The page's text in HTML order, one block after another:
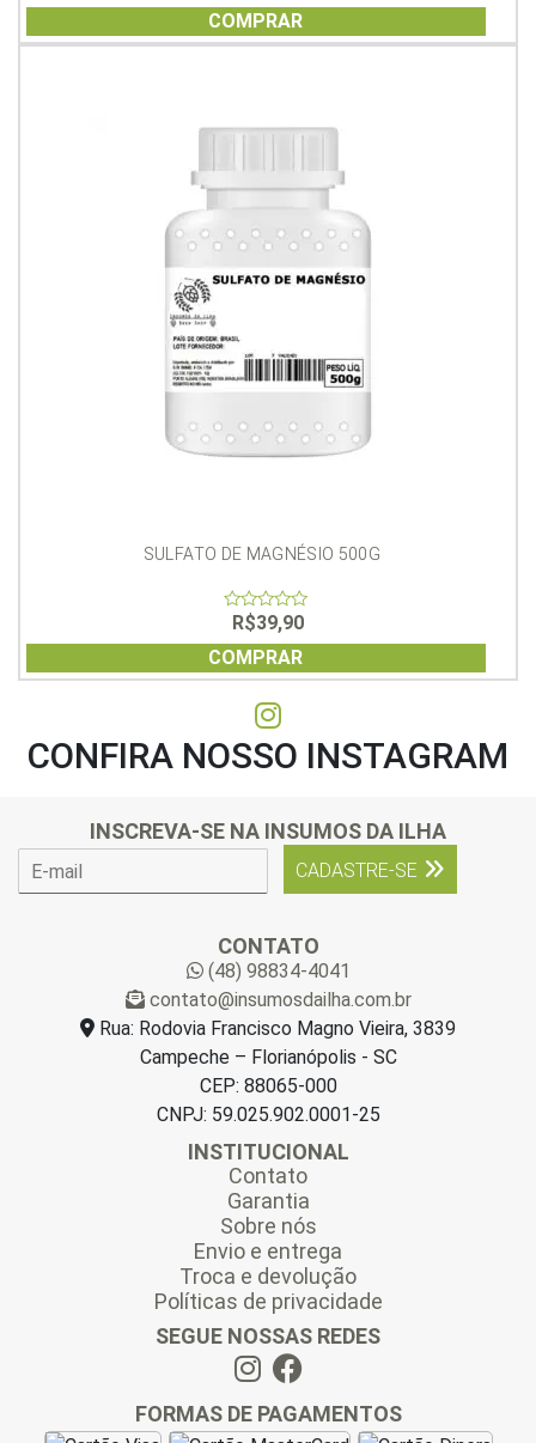
of
5
COMPRAR
SULFATO DE MAGNÉSIO 500G
of
5
R$39,90
COMPRAR
CONFIRA NOSSO INSTAGRAM
INSCREVA-SE NA INSUMOS DA ILHA
CADASTRE-SE
CONTATO
(48) 98834-4041
contato@insumosdailha.com.br
Rua: Rodovia Francisco Magno Vieira, 3839
Campeche – Florianópolis - SC
CEP: 88065-000
CNPJ: 59.025.902.0001-25
INSTITUCIONAL
Contato
Garantia
Sobre nós
Envio e entrega
Troca e devolução
Políticas de privacidade
SEGUE NOSSAS REDES
FORMAS DE PAGAMENTOS